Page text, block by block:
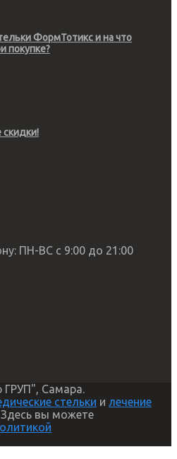
ФормТотикс и на что
покупке?
ПН-ВС с 9:00 до 21:00
ГРУП", Самара.
стельки и лечение
вы можете